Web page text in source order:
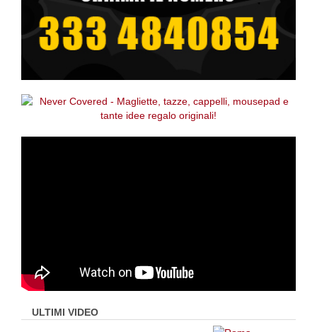
ULTIMI VIDEO